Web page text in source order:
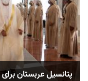
پتانسیل عربستان